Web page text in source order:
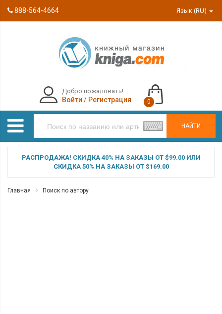
888-564-4664 Язык (RU)
НАЙТИ
Добро пожаловать!
Войти / Регистрация 0
РАСПРОДАЖА! СКИДКА 40% НА ЗАКАЗЫ ОТ $99.00 ИЛИ
СКИДКА 50% НА ЗАКАЗЫ ОТ $169.00
Главная Поиск по автору